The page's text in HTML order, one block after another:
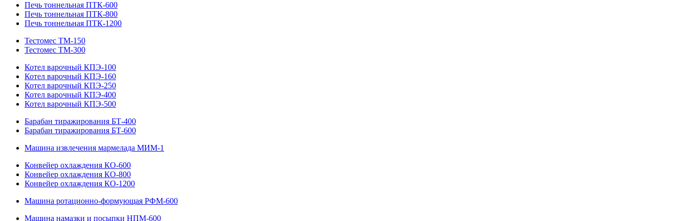
Печь тоннельная ПТК-600
Печь тоннельная ПТК-800
Печь тоннельная ПТК-1200
Тестомес ТМ-150
Тестомес ТМ-300
Котел варочный КПЭ-100
Котел варочный КПЭ-160
Котел варочный КПЭ-250
Котел варочный КПЭ-400
Котел варочный КПЭ-500
Барабан тиражирования БТ-400
Барабан тиражирования БТ-600
Машина извлечения мармелада МИМ-1
Конвейер охлаждения КО-600
Конвейер охлаждения КО-800
Конвейер охлаждения КО-1200
Машина ротационно-формующая РФМ-600
Машина намазки и посыпки НПМ-600